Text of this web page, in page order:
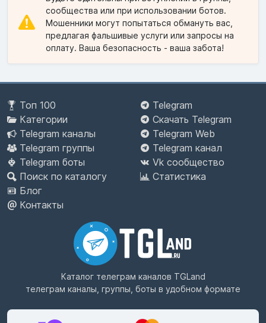
сообщества или при использовании ботов.
Мошенники могут попытаться обмануть вас,
предлагая фальшивые услуги или запросы на
оплату. Ваша безопасность - ваша забота!
Топ 100
Категории
Telegram каналы
Telegram группы
Telegram боты
Поиск по каталогу
Блог
Контакты
Telegram
Скачать Telegram
Telegram Web
Telegram канал
Vk сообщество
Статистика
Каталог телеграм каналов TGLand
телеграм каналы, группы, боты в удобном формате